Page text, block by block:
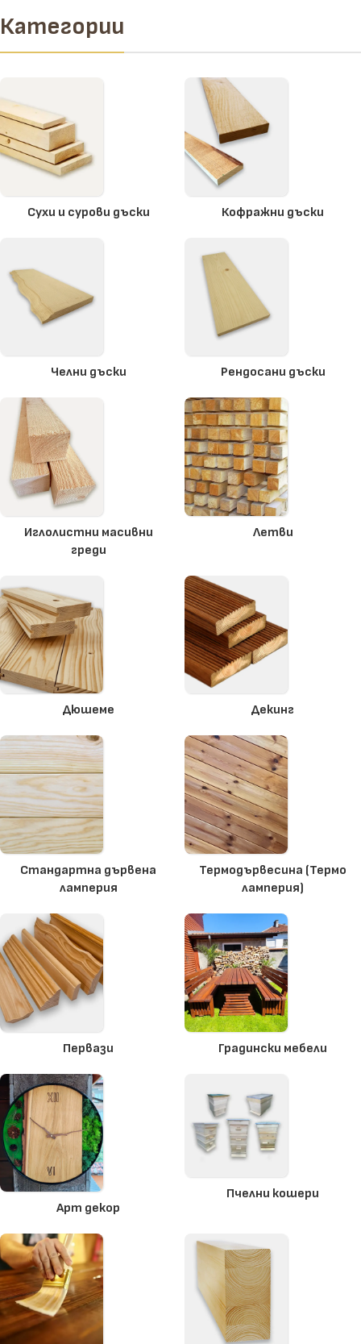
Категории
Сухи и сурови дъски Кофражни дъски
Челни дъски Рендосани дъски
Иглолистни масивни
греди
Летви
Дюшеме Декинг
Стандартна дървена
ламперия
Термодървесина (Термо
ламперия)
Первази Градински мебели
Арт декор
Пчелни кошери